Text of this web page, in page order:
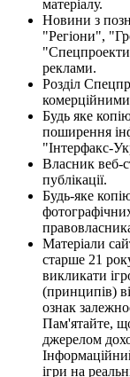
матеріалу.
Новини з
"Регіони",
реклами.
Розділ
Будь яке
поширення
"Інтерфакс-
Власник веб-
публікації.
Будь-яке
Матеріали
старше 21
викликати
(принципів)
ознак
Пам'ятайте,
джерелом
ігри на